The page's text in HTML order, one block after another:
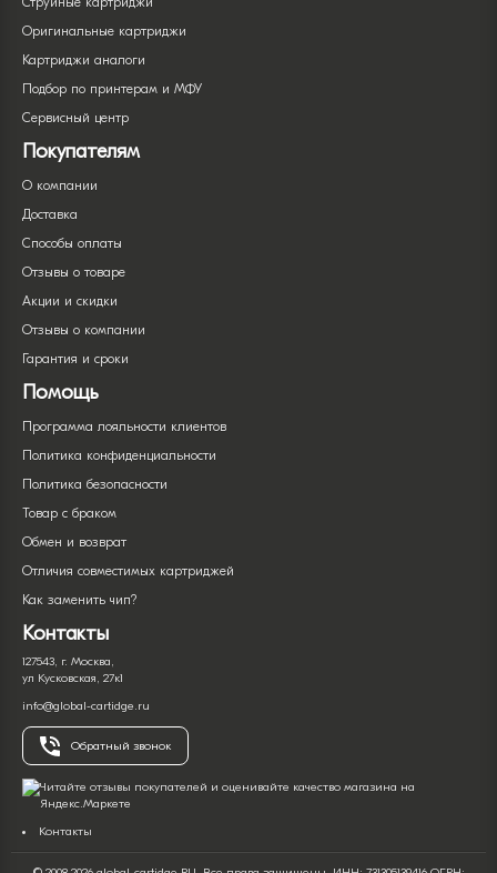
Оригинальные картриджи
Картриджи аналоги
Подбор по принтерам и МФУ
Сервисный центр
Покупателям
О компании
Доставка
Способы оплаты
Отзывы о товаре
Акции и скидки
Отзывы о компании
Гарантия и сроки
Помощь
Программа лояльности клиентов
Политика конфиденциальности
Политика безопасности
Товар с браком
Обмен и возврат
Отличия совместимых картриджей
Как заменить чип?
Контакты
127543, г. Москва,
ул Кусковская, 27к1
info@global-cartidge.ru
Обратный звонок
Контакты